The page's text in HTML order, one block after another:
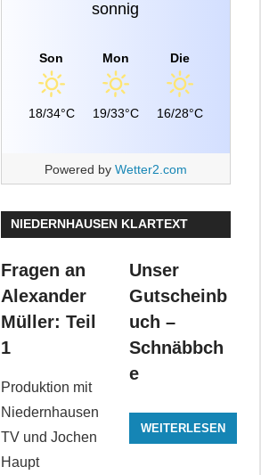
sonnig
Son
18/34°C
Mon
19/33°C
Die
16/28°C
Powered by Wetter2.com
NIEDERNHAUSEN KLARTEXT
Fragen an
Alexander
Müller: Teil
1
Produktion mit
Niedernhausen
TV und Jochen
Haupt
Unser
Gutscheinb
uch –
Schnäbbch
e
WEITERLESEN